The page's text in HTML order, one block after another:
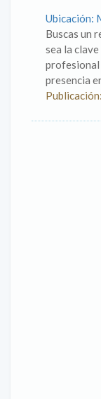
Ubicación:
Buscas un
sea la
profesional
presencia